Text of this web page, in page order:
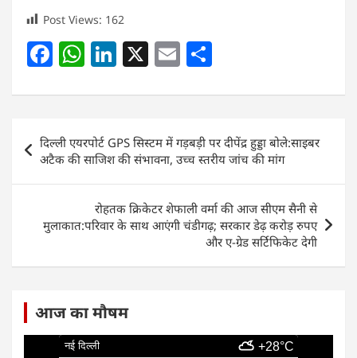
Post Views: 162
F
c
e
b
o
k
W
at
s
A
p
p
Li
k
e
dI
n
X E
ai
l
ar
e
Post
navigation
दिल्ली एयरपोर्ट GPS सिस्टम में गड़बड़ी पर दीपेंद्र हुड्डा बोले:साइबर
अटैक की साजिश की संभावना, उच्च स्तरीय जांच की मांग
रोहतक क्रिकेटर शेफाली वर्मा की आज सीएम सैनी से
मुलाकात:परिवार के साथ आएंगी चंडीगढ़; सरकार डेढ़ करोड़ रुपए
और ए-ग्रेड सर्टिफिकेट देगी
आज का मौषम
नई दिल्ली +28°C